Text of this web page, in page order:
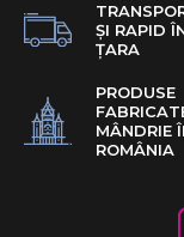
ȘI RAPID
ȚARA
PRODUSE
MÂNDRIE
ROMÂNIA